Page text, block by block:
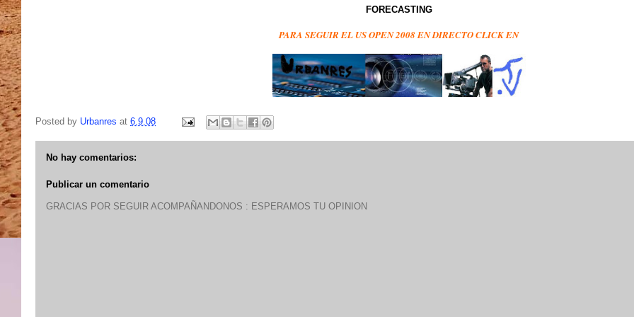
FORECASTING
PARA SEGUIR EL US OPEN 2008 EN DIRECTO CLICK EN
Posted by Urbanres at 6.9.08
No hay comentarios:
Publicar un comentario
GRACIAS POR SEGUIR ACOMPAÑANDONOS : ESPERAMOS TU OPINION